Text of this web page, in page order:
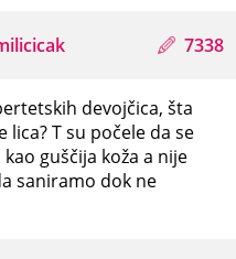
7338
devojčica, šta
lica? T su počele da se
guščija koža a nije
saniramo dok ne